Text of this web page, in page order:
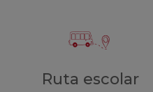
Ruta escolar